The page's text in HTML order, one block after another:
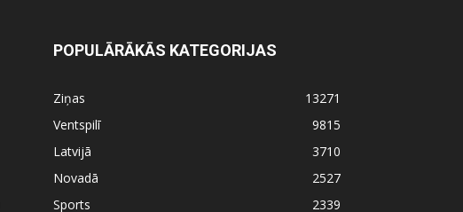
POPULĀRĀKĀS KATEGORIJAS
Ziņas
13271
Ventspilī
9815
Latvijā
3710
Novadā
2527
Sports
2339